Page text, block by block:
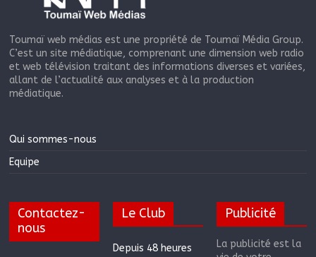
Toumaï web médias est une propriété de Toumaï Média Group.
C’est un site médiatique, comprenant une dimension web radio
et web télévision traitant des informations diverses et variées,
allant de l’actualité aux analyses et à la production
médiatique.
Qui sommes-nous
Equipe
Contactez-
nous
Le Club
Depuis 48 heures
Publicité
La publicité est la